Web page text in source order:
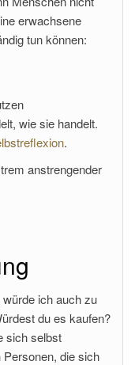
erwachsene
tun können:
wie sie handelt.
.
anstrengender
ich auch zu
du es kaufen?
sich selbst
die sich